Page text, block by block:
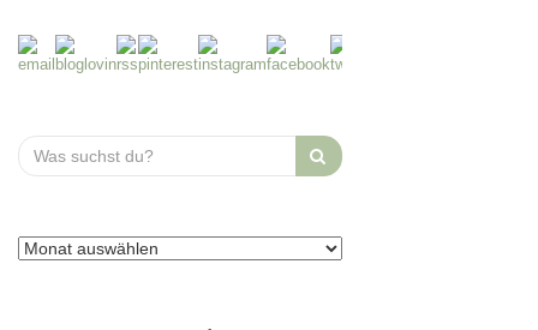
Search
for: